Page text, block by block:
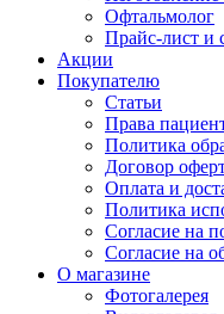
Офтальмолог
Прайс-лист и
Акции
Покупателю
Статьи
Права
Политика
Договор
Оплата и
Политика
Согласие на
Согласие на
О магазине
Фотогалерея